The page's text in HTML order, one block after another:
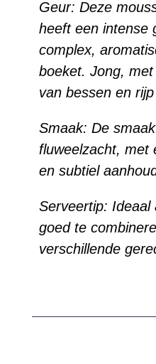
Geur: Deze
heeft een intense
complex,
boeket. Jong, met
van bessen en
Smaak: De
fluweelzacht, met
en subtiel
Serveertip: Ideaal
goed te
verschillende